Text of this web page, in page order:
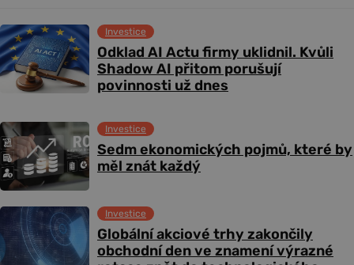
Odklad AI Actu firmy uklidnil. Kvůli
Shadow AI přitom porušují
povinnosti už dnes
Investice
Sedm ekonomických pojmů, které by
měl znát každý
Investice
Globální akciové trhy zakončily
obchodní den ve znamení výrazné
Investice